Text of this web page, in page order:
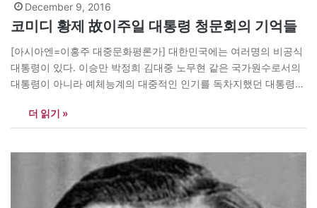
December 9, 2016
코미디 황제 故이주일 대통령 청문회의 기억들
[아시아엔=이홍주 대중문화평론가] 대한민국에는 여러명의 비공식
대통령이 있다. 이승만 박정희 김대중 노무현 같은 국가원수로서의
대통령이 아니라 예체능계의 대중적인 인기를 독차지했던 대통령들
대통령 ‘이주일’이 그 예이다. 고 이주일은 ‘코미디의 황제’라는 수식
어가 붙을 정도로 대단한 인기를 누렸던 국가대표 희극인이었고, 축
더 읽기 »